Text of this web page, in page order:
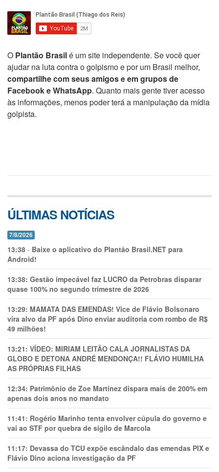
O Plantão Brasilé um site independente. Se você quer
ajudar na luta contra o golpismo e por um Brasil melhor,
compartilhe com seus amigos e em grupos de
Facebook e WhatsApp. Quanto mais gente tiver acesso
às informações, menos poder terá a manipulação da mídia
golpista.
ÚLTIMAS NOTÍCIAS
7/8/2026
13:38 - Baixe o aplicativo do Plantão Brasil.NET para
Android!
13:38: Gestão impecável faz LUCRO da Petrobras disparar
quase 100% no segundo trimestre de 2026
13:29: MAMATA DAS EMENDAS! Vice de Flávio Bolsonaro
vira alvo da PF após Dino enviar auditoria com rombo de R$
49 milhões!
13:21: VÍDEO: MIRIAM LEITÃO CALA JORNALISTAS DA
GLOBO E DETONA ANDRÉ MENDONÇA!! FLÁVIO HUMILHA
AS PRÓPRIAS FILHAS
12:34: Patrimônio de Zoe Martínez dispara mais de 200% em
apenas dois anos no mandato
11:41: Rogério Marinho tenta envolver cúpula do governo e
vai ao STF por quebra de sigilo de Marcola
11:17: Devassa do TCU expõe escândalo das emendas PIX e
Flávio Dino aciona investigação da PF